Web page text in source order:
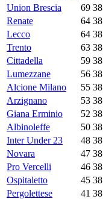
Union Brescia
69 38
Renate
64 38
Lecco
64 38
Trento
63 38
Cittadella
59 38
Lumezzane
56 38
Alcione Milano
55 38
Arzignano
53 38
Giana Erminio
52 38
Albinoleffe
50 38
Inter Under 23
48 38
Novara
47 38
Pro Vercelli
46 38
Ospitaletto
45 38
Pergolettese
41 38